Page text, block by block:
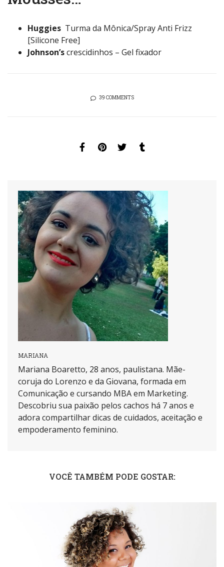
Huggies Turma da Mônica/Spray Anti Frizz
[Silicone Free]
Johnson’screscidinhos – Gel fixador
39 COMMENTS
MARIANA
Mariana Boaretto, 28 anos, paulistana. Mãe-
coruja do Lorenzo e da Giovana, formada em
Comunicação e cursando MBA em Marketing.
Descobriu sua paixão pelos cachos há 7 anos e
adora compartilhar dicas de cuidados, aceitação e
empoderamento feminino.
VOCÊ TAMBÉM PODE GOSTAR: